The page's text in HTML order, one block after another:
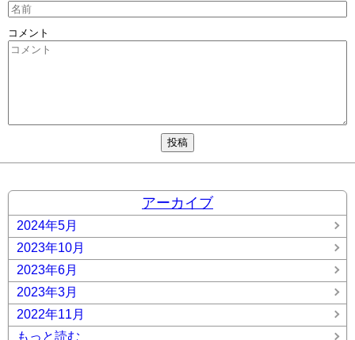
コメント
アーカイブ
2024年5月
2023年10月
2023年6月
2023年3月
2022年11月
もっと読む